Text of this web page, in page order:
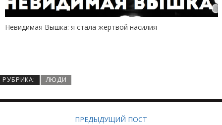
Невидимая Вышка: я стала жертвой насилия
РУБРИКА: ЛЮДИ
ПРЕДЫДУЩИЙ ПОСТ